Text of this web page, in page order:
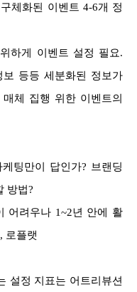
체화된 이벤트 4-6개 정
하게 이벤트 설정 필요.
보 등등 세분화된 정보가
체 집행 위한 이벤트의
팅만이 답인가? 브랜딩
방법?
어려우나 1~2년 안에 활
로플랫
설정 지표는 어트리뷰션